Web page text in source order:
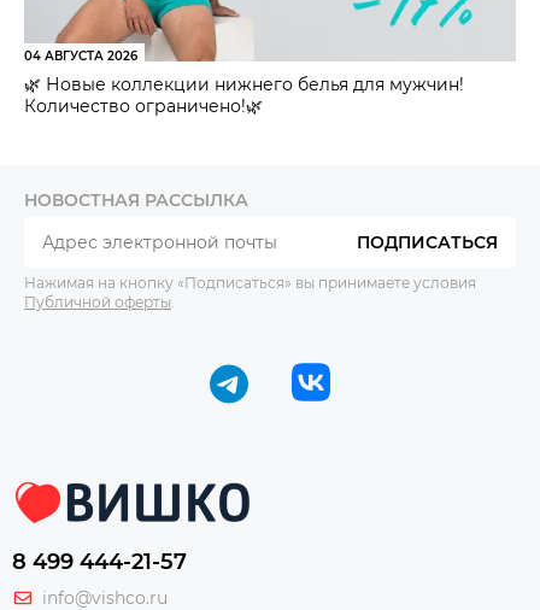
04 АВГУСТА 2026
🌿 Новые коллекции нижнего белья для мужчин!
Количество ограничено!🌿
НОВОСТНАЯ РАССЫЛКА
ПОДПИСАТЬСЯ
Нажимая на кнопку «Подписаться» вы принимаете условия
Публичной оферты
8 499 444-21-57
info@vishco.ru